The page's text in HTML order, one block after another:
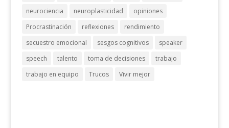
neurociencia
neuroplasticidad
opiniones
Procrastinación
reflexiones
rendimiento
secuestro emocional
sesgos cognitivos
speaker
speech
talento toma de decisiones
trabajo
trabajo en equipo
Trucos Vivir mejor